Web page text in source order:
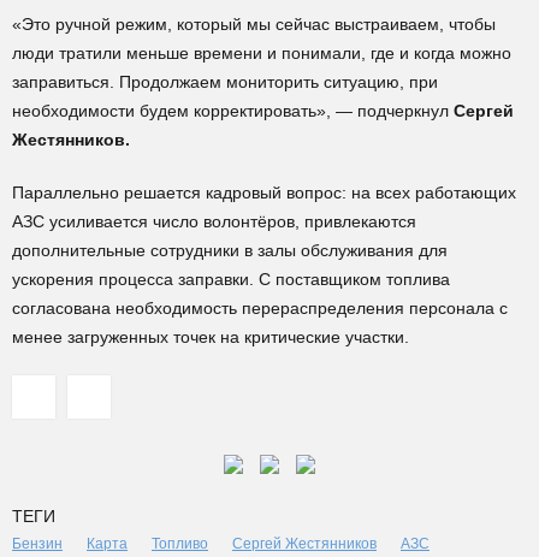
«Это ручной режим, который мы сейчас выстраиваем, чтобы
люди тратили меньше времени и понимали, где и когда можно
заправиться. Продолжаем мониторить ситуацию, при
необходимости будем корректировать», — подчеркнул Сергей
Жестянников.
Параллельно решается кадровый вопрос: на всех работающих
АЗС усиливается число волонтёров, привлекаются
дополнительные сотрудники в залы обслуживания для
ускорения процесса заправки. С поставщиком топлива
согласована необходимость перераспределения персонала с
менее загруженных точек на критические участки.
ТЕГИ
Бензин Карта Топливо Сергей Жестянников АЗС